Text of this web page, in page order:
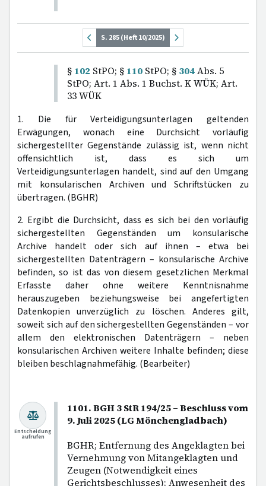
S. 285 (Heft 10/2025)
§ 102 StPO; § 110 StPO; § 304Abs. 5
StPO; Art. 1 Abs. 1 Buchst. K WÜK; Art.
33 WÜK
1. Die für Verteidigungsunterlagen geltenden
Erwägungen, wonach eine Durchsicht vorläufig
sichergestellter Gegenstände zulässig ist, wenn nicht
offensichtlich ist, dass es sich um
Verteidigungsunterlagen handelt, sind auf den Umgang
mit konsularischen Archiven und Schriftstücken zu
übertragen. (BGHR)
2. Ergibt die Durchsicht, dass es sich bei den vorläufig
sichergestellten Gegenständen um konsularische
Archive handelt oder sich auf ihnen – etwa bei
sichergestellten Datenträgern – konsularische Archive
befinden, so ist das von diesem gesetzlichen Merkmal
Erfasste daher ohne weitere Kenntnisnahme
herauszugeben beziehungsweise bei angefertigten
Datenkopien unverzüglich zu löschen. Anderes gilt,
soweit sich auf den sichergestellten Gegenständen – vor
allem den elektronischen Datenträgern – neben
konsularischen Archiven weitere Inhalte befinden; diese
bleiben beschlagnahmefähig. (Bearbeiter)
1101. BGH 3 StR 194/25 – Beschluss vom
9. Juli 2025 (LG Mönchengladbach)
BGHR; Entfernung des Angeklagten bei
Vernehmung von Mitangeklagten und
Zeugen (Notwendigkeit eines
Gerichtsbeschlusses); Anwesenheit des
Entscheidung
aufrufen